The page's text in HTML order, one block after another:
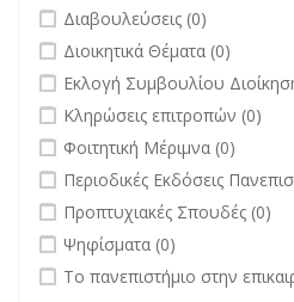
undefined
Διαβουλεύσεις (0)
undefined
Διοικητικά Θέματα (0)
undefined
Εκλογή Συμβουλίου
undefined
Κληρώσεις επιτροπών (0)
undefined
Φοιτητική Μέριμνα (0)
undefined
Περιοδικές Εκδόσεις
undefined
Προπτυχιακές Σπουδές (0)
undefined
Ψηφίσματα (0)
undefined
Το πανεπιστήμιο στην